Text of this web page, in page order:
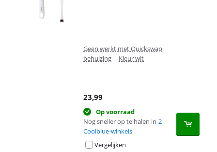
Geen werkt met Quickswap
behuizing | Kleur wit
23,99
Op voorraad
Nog sneller op te halen in 2
Coolblue-winkels
Vergelijken